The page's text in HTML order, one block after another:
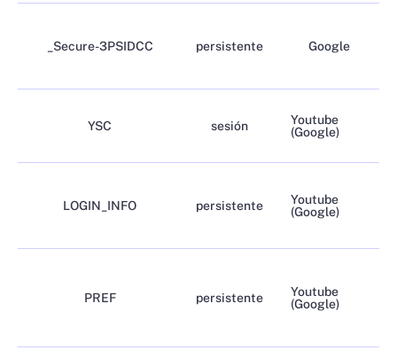
_Secure-3PSIDCC persistente Google
YSC sesión
Youtube
(Google)
LOGIN_INFO persistente
Youtube
(Google)
PREF persistente
Youtube
(Google)